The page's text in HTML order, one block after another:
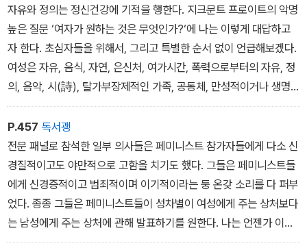
자유와 정의는 정신건강에 기적을 행한다. 지크문트 프로이트의 악명
높은 질문 ‘여자가 원하는 것은 무엇인가?‘에 나는 이렇게 대답하고
자 한다. 초심자들을 위해서, 그리고 특별한 순서 없이 언급해보겠다.
여성은 자유, 음식, 자연, 은신처, 여가시간, 폭력으로부터의 자유, 정
의, 음악, 시(詩), 탈가부장제적인 가족, 공동체, 만성적이거나 생명
을 위협하는 질병을 앓고 있을 때와 죽음을 맞이하는 순간에 함께하
는 온정 어린 지원, 독립, 책, 육체적(성적)인 쾌락, 교육, 혼자일 수 있
는 시간, 자신을 방어할 수 있는 능력, 사랑, 윤리적인 우정, 예술, 건
강, 존엄한 고용, 정치적인 동지를 원한다.
P.457 독서괭
전문 패널로 참석한 일부 의사들은 페미니스트 참가자들에게 다소 신
경질적이고도 야만적으로 고함을 치기도 했다. 그들은 페미니스트들
에게 신경증적이고 범죄적이며 이기적이라는 둥 온갖 소리를 다 퍼부
었다. 종종 그들은 페미니스트들이 성차별이 여성에게 주는 상처보다
는 남성에게 주는 상처에 관해 발표하기를 원한다. 나는 언젠가 이런
회의 자리에서 어느 흑인 남성 심리학자에게 물은 적이 있다. 흑인의